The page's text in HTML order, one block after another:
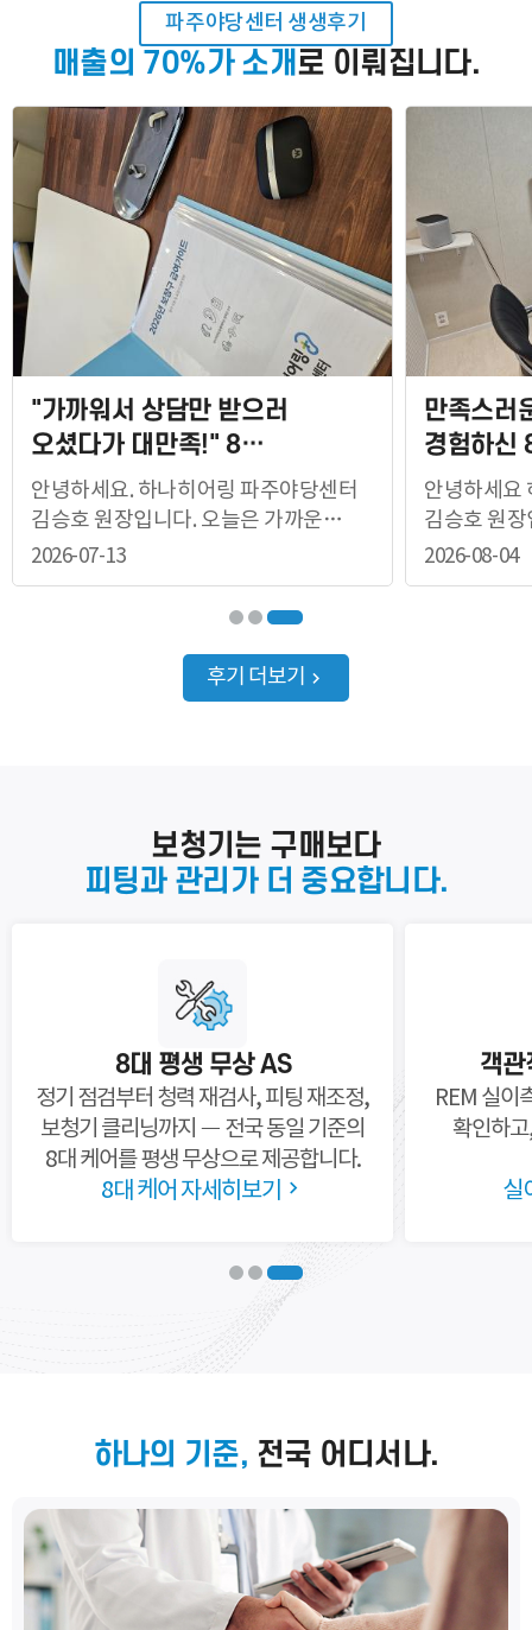
파주야당센터 생생후기
매출의 70%가 소개 로 이뤄집니다.
"가까워서 상담만 받으러
오셨다가 대만족!" 8…
안녕하세요. 하나히어링 파주야당센터
김승호 원장입니다. 오늘은 가까운
센터라 가볍게 상담만 받아보려고
방문하셨다…
2026-07-13
만족스러
경험하신
안녕하세요
김승호 원
권유로 상
2026-08-04
후기 더보기
보청기는 구매보다
피팅과 관리가 더 중요합니다.
8대 평생 무상 AS
정기 점검부터 청력 재검사, 피팅 재조정,
보청기 클리닝까지 — 전국 동일 기준의
8대 케어를평생 무상으로 제공합니다.
8대 케어 자세히보기
객관
REM 실이
확인하
실
하나의 기준, 전국 어디서나.
바로 예약하기
예약날짜
예약시간
분야